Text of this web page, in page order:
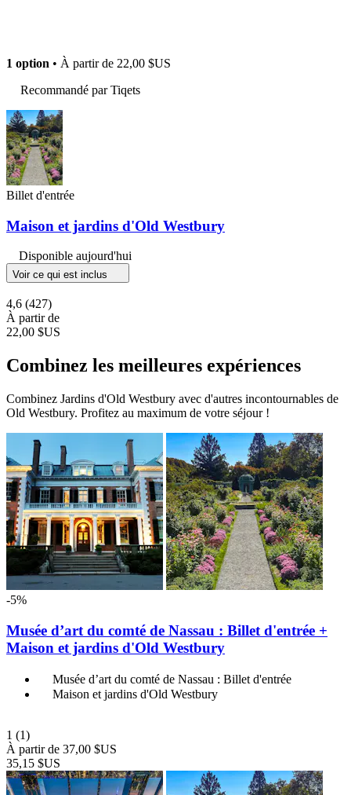
1 option • À partir de 22,00 $US
Recommandé par Tiqets
Billet d'entrée
Maison et jardins d'Old Westbury
Disponible aujourd'hui
Voir ce qui est inclus
4,6 (427)
À partir de
22,00 $US
Combinez les meilleures expériences
Combinez Jardins d'Old Westbury avec d'autres incontournables de
Old Westbury. Profitez au maximum de votre séjour !
-5%
Musée d’art du comté de Nassau : Billet d'entrée +
Maison et jardins d'Old Westbury
Musée d’art du comté de Nassau : Billet d'entrée
Maison et jardins d'Old Westbury
1 (1)
À partir de 37,00 $US
35,15 $US